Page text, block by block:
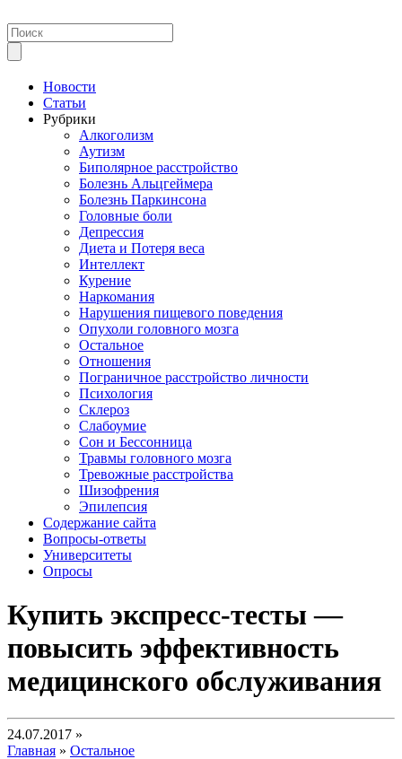
Новости
Статьи
Рубрики
Алкоголизм
Аутизм
Биполярное расстройство
Болезнь Альцгеймера
Болезнь Паркинсона
Головные боли
Депрессия
Диета и Потеря веса
Интеллект
Курение
Наркомания
Нарушения пищевого поведения
Опухоли головного мозга
Остальное
Отношения
Пограничное расстройство личности
Психология
Склероз
Слабоумие
Сон и Бессонница
Травмы головного мозга
Тревожные расстройства
Шизофрения
Эпилепсия
Содержание сайта
Вопросы-ответы
Университеты
Опросы
Купить экспресс-тесты —
повысить эффективность
медицинского обслуживания
24.07.2017 »
Главная » Остальное